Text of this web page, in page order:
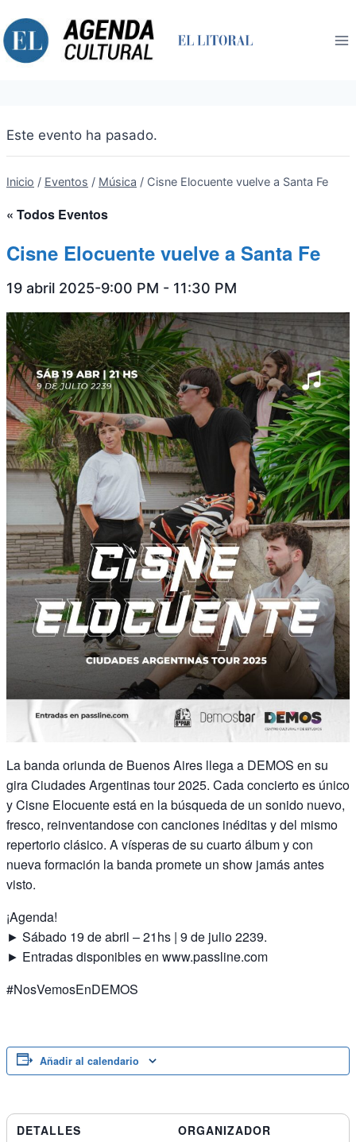
al
contenido
Este evento ha pasado.
Inicio / Eventos / Música / Cisne Elocuente vuelve a Santa Fe
« Todos Eventos
Cisne Elocuente vuelve a Santa Fe
19 abril 2025-9:00 PM - 11:30 PM
La banda oriunda de Buenos Aires llega a DEMOS en su
gira Ciudades Argentinas tour 2025. Cada concierto es único
y Cisne Elocuente está en la búsqueda de un sonido nuevo,
fresco, reinventandose con canciones inéditas y del mismo
repertorio clásico. A vísperas de su cuarto álbum y con
nueva formación la banda promete un show jamás antes
visto.
¡Agenda!
► Sábado 19 de abril – 21hs | 9 de julio 2239.
► Entradas disponibles en www.passline.com
#NosVemosEnDEMOS
Añadir al calendario
DETALLES
ORGANIZADOR